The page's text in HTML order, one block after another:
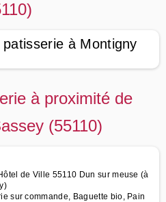
à Montigny
à proximité de
(55110)
de Ville 55110 Dun sur meuse (à
sur commande, Baguette bio, Pain